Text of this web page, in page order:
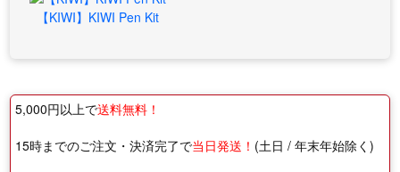
【KIWI】KIWI Pen Kit
5,000円以上で送料無料！
15時までのご注文・決済完了で当日発送！ (土日 / 年末年始除く)